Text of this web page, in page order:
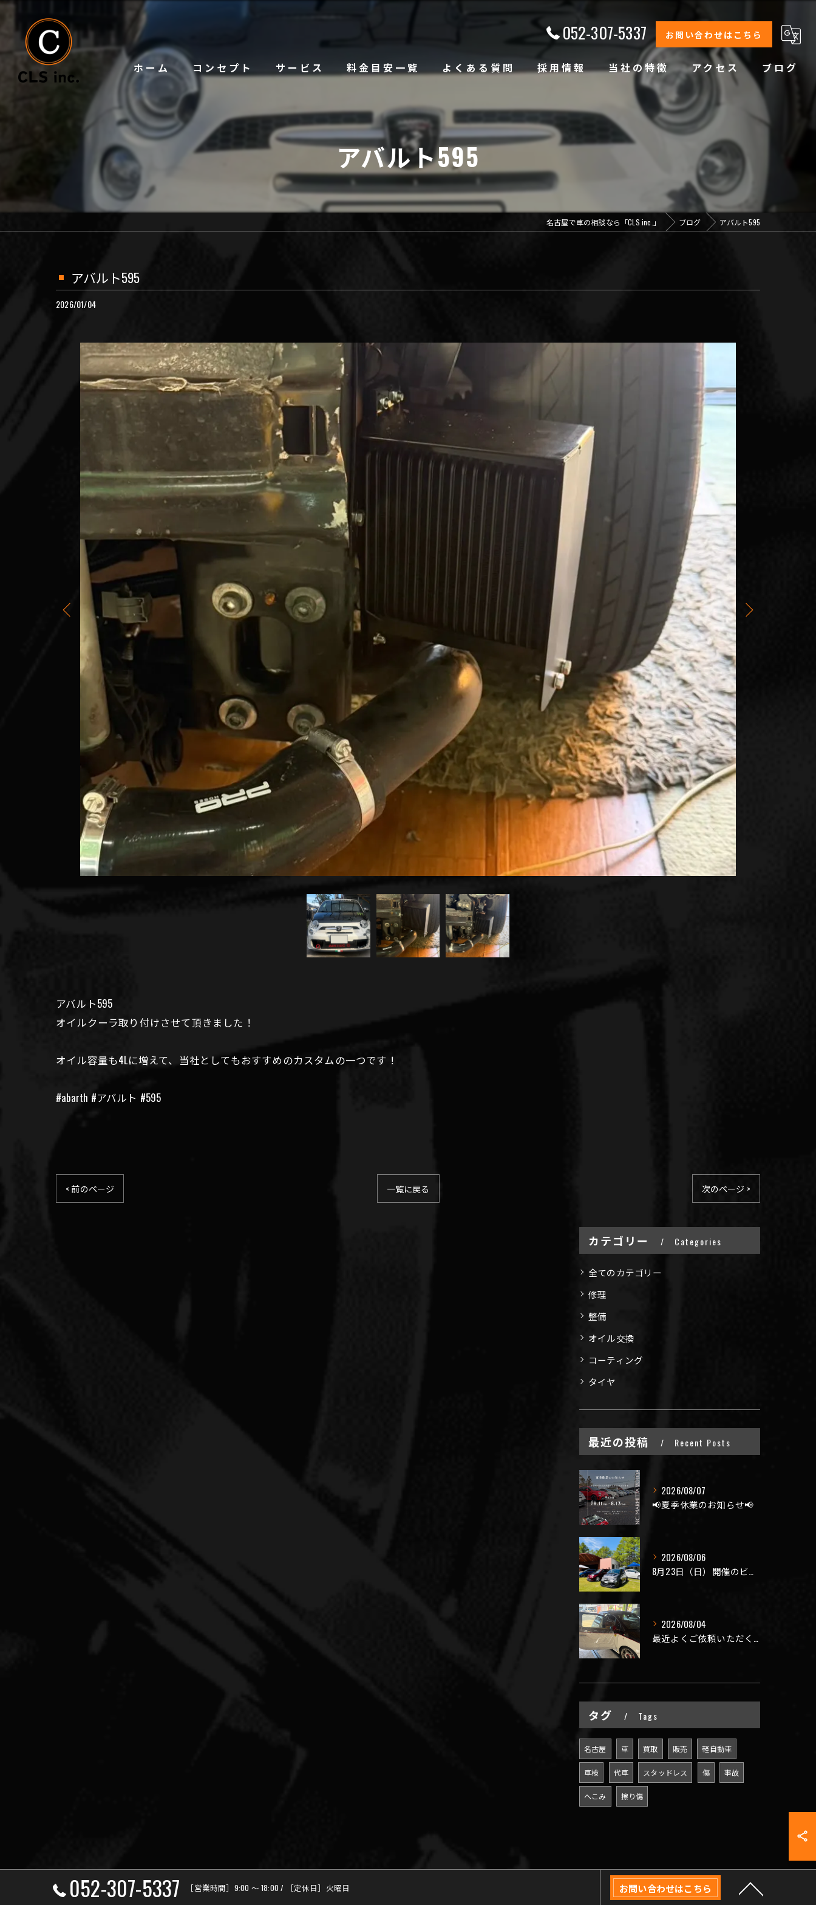
052-307-5337 お問い合わせはこちら
ホーム コンセプト サービス 料金目安一覧 よくある質問 採用情報 当社の特徴
整備
オリジナルブランド
アクセス ブログ
アバルト595
名古屋で車の相談なら「CLS inc.」 ブログ アバルト595
アバルト595
2026/01/04
アバルト595
オイルクーラ取り付けさせて頂きました！
オイル容量も4Lに増えて、当社としてもおすすめのカスタムの一つです！
#abarth #アバルト #595
< 前のページ 一覧に戻る 次のページ >
カテゴリー Categories
全てのカテゴリー
修理
整備
オイル交換
コーティング
タイヤ
最近の投稿 Recent Posts
2026/08/07
📢夏季休業のお知らせ📢
2026/08/06
8月23日（日）開催のビーナスラインを走ろうの会 夏の陣
2026/08/04
最近よくご依頼いただく、弊社おすすめメニュー！
タグ Tags
名古屋 車 買取 販売 軽自動車
車検 代車 スタッドレス 傷 事故
へこみ 擦り傷
052-307-5337 ［営業時間］9:00 ～ 18:00 / ［定休日］火曜日 お問い合わせはこちら